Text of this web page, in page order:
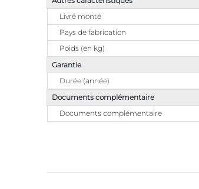
Livré monté
Pays de fabrication
Poids (en kg)
Garantie
Durée (année)
Documents complémentaire
Documents complémentaire